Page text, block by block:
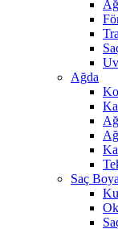
Ağda
Saç